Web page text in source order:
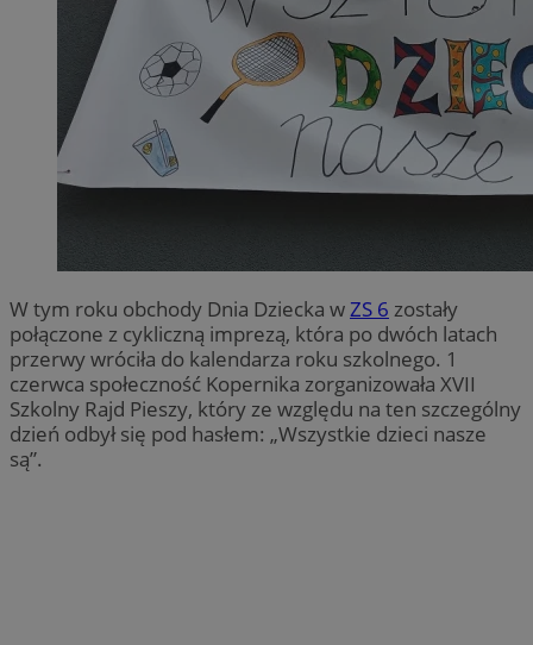
W tym roku obchody Dnia Dziecka wZS 6 zostały
połączone z cykliczną imprezą, która po dwóch latach
przerwy wróciła do kalendarza roku szkolnego. 1
czerwca społeczność Kopernika zorganizowała XVII
Szkolny Rajd Pieszy, który ze względu na ten szczególny
dzień odbył się pod hasłem: „Wszystkie dzieci nasze
są”.